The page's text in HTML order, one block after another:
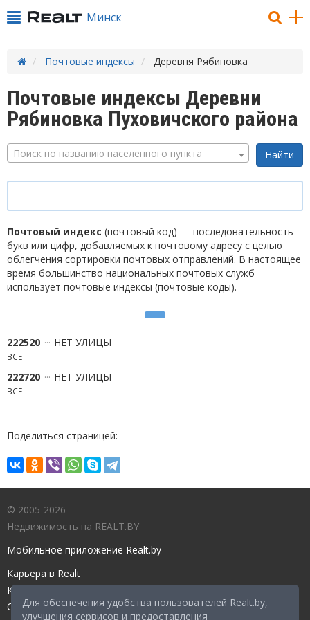
Для обеспечения удобства пользователей Realt.by,
улучшения сервисов и предоставления
Минск
Почтовые индексы Деревня Рябиновка
Почтовые индексы Деревни
Рябиновка Пуховичского района
Поиск по названию населенного пункта
Почтовый индекс (почтовый код) — последовательность
букв или цифр, добавляемых к почтовому адресу с целью
облегчения сортировки почтовых отправлений. В настоящее
время большинство национальных почтовых служб
использует почтовые индексы (почтовые коды).
222520 НЕТ УЛИЦЫ
ВСЕ
222720 НЕТ УЛИЦЫ
ВСЕ
Поделиться страницей:
© 2005-2026
Недвижимость на REALT.BY
Мобильное приложение Realt.by
Карьера в Realt
Контакты редакции
Справочный центр